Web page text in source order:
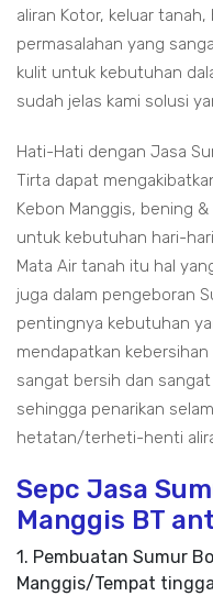
aliran Kotor, keluar
permasalahan yang
kulit untuk kebutuhan
sudah jelas kami solusi
Hati-Hati dengan Jasa
Tirta dapat
Kebon Manggis, bening
untuk kebutuhan hari-
Mata Air tanah itu hal
juga dalam pengeboran
pentingnya kebutuhan
mendapatkan
sangat bersih dan
sehingga penarikan
hetatan/terheti-henti
Sepc Jasa
Manggis BT
1. Pembuatan Sumur
Manggis/Tempat